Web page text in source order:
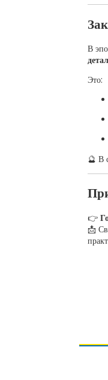
В
Это:
🔮 В
👉
📩